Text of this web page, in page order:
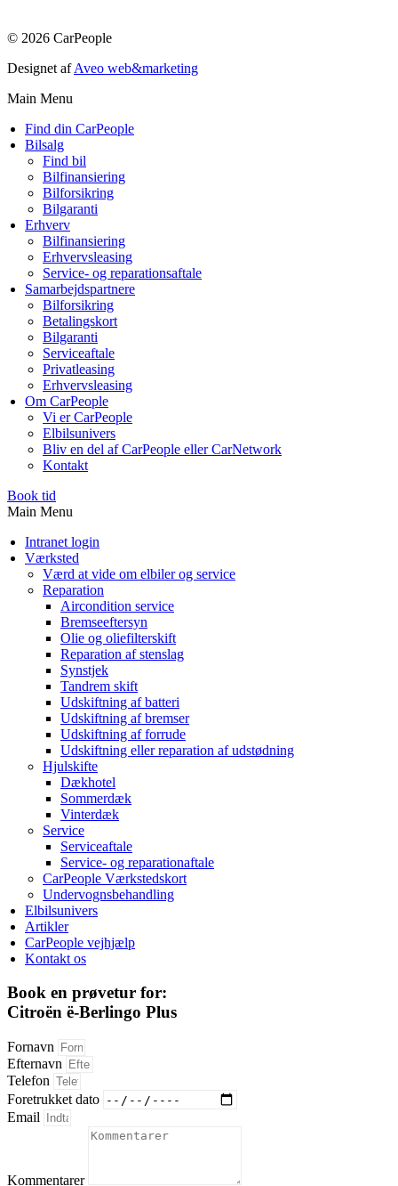
© 2026 CarPeople
Designet afAveo web&marketing
Main Menu
Find din CarPeople
Bilsalg
Find bil
Bilfinansiering
Bilforsikring
Bilgaranti
Erhverv
Bilfinansiering
Erhvervsleasing
Service- og reparationsaftale
Samarbejdspartnere
Bilforsikring
Betalingskort
Bilgaranti
Serviceaftale
Privatleasing
Erhvervsleasing
Om CarPeople
Vi er CarPeople
Elbilsunivers
Bliv en del af CarPeople eller CarNetwork
Kontakt
Book tid
Main Menu
Intranet login
Værksted
Værd at vide om elbiler og service
Reparation
Aircondition service
Bremseeftersyn
Olie og oliefilterskift
Reparation af stenslag
Synstjek
Tandrem skift
Udskiftning af batteri
Udskiftning af bremser
Udskiftning af forrude
Udskiftning eller reparation af udstødning
Hjulskifte
Dækhotel
Sommerdæk
Vinterdæk
Service
Serviceaftale
Service- og reparationaftale
CarPeople Værkstedskort
Undervognsbehandling
Elbilsunivers
Artikler
CarPeople vejhjælp
Kontakt os
Book en prøvetur for:
Citroën ë-Berlingo Plus
Fornavn
Efternavn
Telefon
Foretrukket dato
Email
Kommentarer